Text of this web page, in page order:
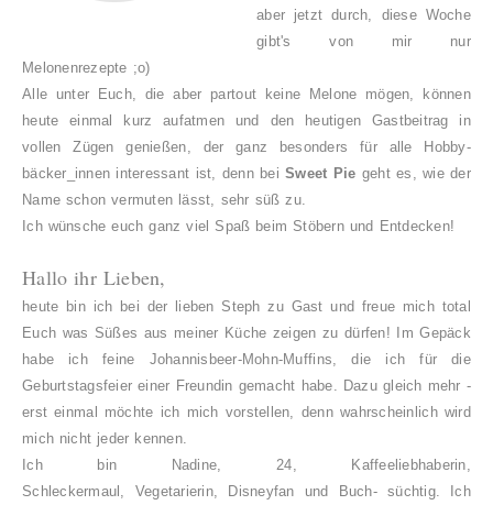
aber jetzt durch, diese Woche
gibt's von mir nur
Melonenrezepte ;o)
Alle unter Euch, die aber partout keine Melone mögen, können
heute einmal kurz aufatmen und den heutigen Gastbeitrag in
vollen Zügen genießen, der ganz besonders für alle Hobby-
bäcker_innen interessant ist, denn beiSweet Pie geht es, wie der
Name schon vermuten lässt, sehr süß zu.
Ich wünsche euch ganz viel Spaß beim Stöbern und Entdecken!
Hallo ihr Lieben,
heute bin ich bei der lieben Steph zu Gast und freue mich total
Euch was Süßes aus meiner Küche zeigen zu dürfen! Im Gepäck
habe ich feine Johannisbeer-Mohn-Muffins, die ich für die
Geburtstagsfeier einer Freundin gemacht habe. Dazu gleich mehr -
erst einmal möchte ich mich vorstellen, denn wahrscheinlich wird
mich nicht jeder kennen.
Ich bin Nadine, 24, Kaffeeliebhaberin,
Schleckermaul, Vegetarierin, Disneyfan und Buch- süchtig. Ich